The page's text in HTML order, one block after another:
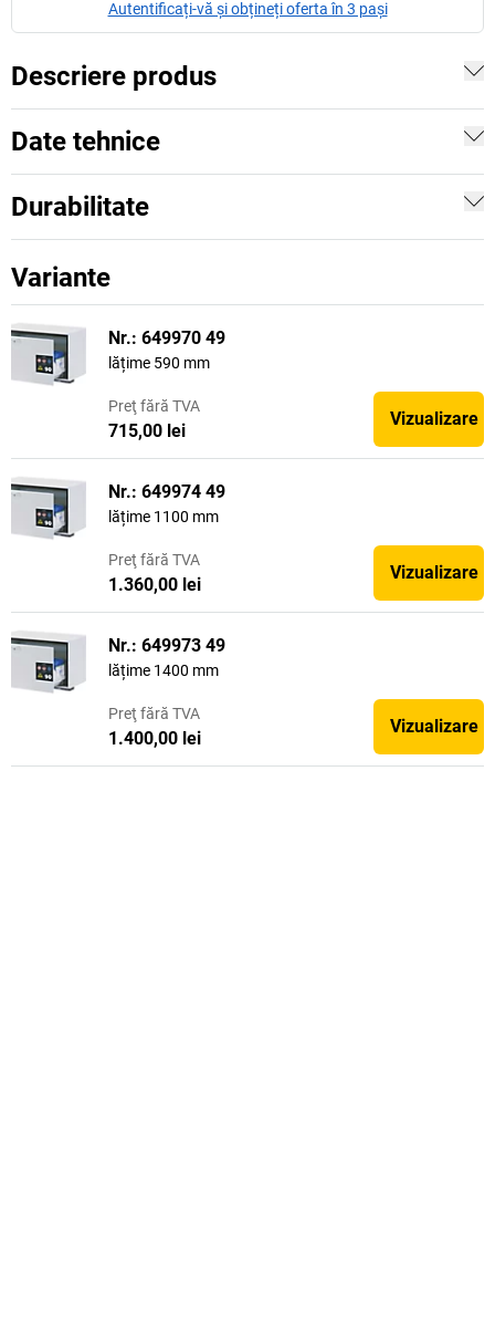
Autentificați-vă și obțineți oferta în 3 pași
Descriere produs
Date tehnice
Durabilitate
Variante
Nr.: 649970 49
lățime 590 mm
Preţ fără TVA
715,00 lei
Vizualizare
Nr.: 649974 49
lățime 1100 mm
Preţ fără TVA
1.360,00 lei
Vizualizare
Nr.: 649973 49
lățime 1400 mm
Preţ fără TVA
1.400,00 lei
Vizualizare